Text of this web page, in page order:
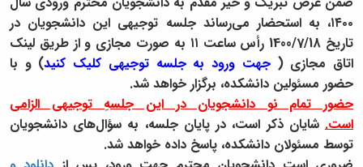
تاریخچه
ریاست
دانشکده
رؤسای
پیشین
آلبوم
عکس
اطلاعات
تماس
تقویم
آموزشی
دروس
ارائه
شده
دوره
کارشناسی
فرم
ها
پژوهش
اولویت
های
پژوهشی
فرم
های
پژوهشی
کارگاه
ها
اساتید
اساتید
دانشکده
اساتید
بازنشسته
کارکنان
گروه
های
آموزشی
گروه
های
آموزشی
مهندسی
صنایع
مهندسی
۱۴۰۰، به استحضار می‌رساند جلسه توجیهی این دانشجویان در
تاریخ 1400/7/18
رأس ساعت ۱۱ به صورت مجازی و از طریق لینک
اتاق مجازی (جهت ورود به جلسه توجیهی کلیک کنید) و با
حضور مسئولین دانشکده، برگزار خواهد شد.
حضور تمام نو دانشجویان در این جلسهِ توجیهی الزامی
است. شایان ذکر است، در پایان جلسه، به سؤال‌های دانشجویان
توسط مسئولان دانشکده، پاسخ داده خواهد شد.